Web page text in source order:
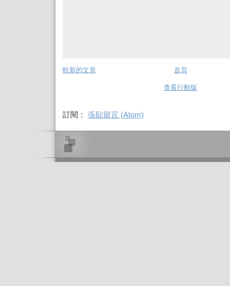
較新的文章 首頁
查看行動版
訂閱： 張貼留言 (Atom)